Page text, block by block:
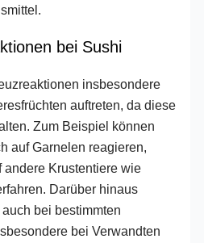
bei Sushi
insbesondere
auftreten, da diese
Zum Beispiel können
auf Garnelen reagieren,
Krustentiere wie
Darüber hinaus
bei bestimmten
bei Verwandten